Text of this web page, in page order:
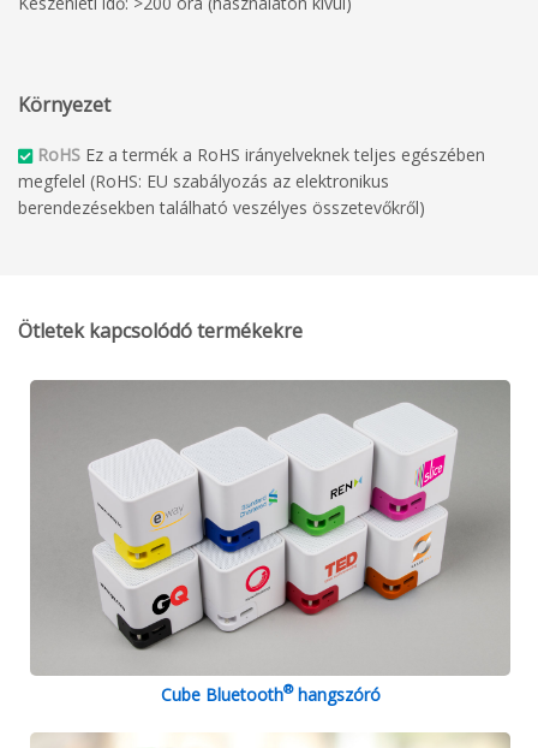
Környezet
RoHS Ez a termék a RoHS irányelveknek teljes egészében
megfelel (RoHS: EU szabályozás az elektronikus
berendezésekben található veszélyes összetevőkről)
Ötletek kapcsolódó termékekre
Cube Bluetooth®hangszóró